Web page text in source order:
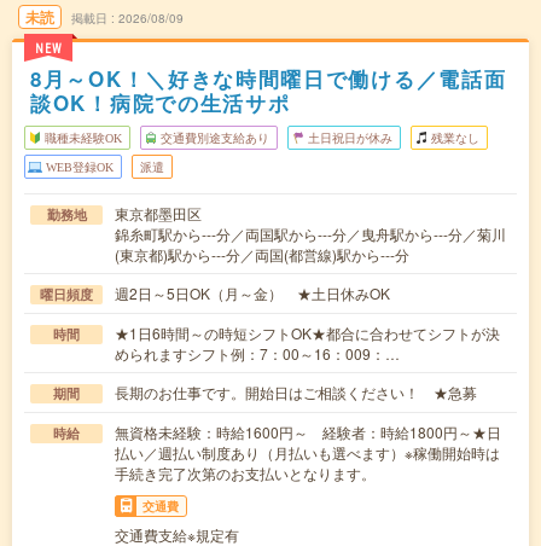
未読
NEW
掲載日 2026/08/09
8月～OK！＼好きな時間曜日で働ける／電話面
談OK！病院での生活サポ
職種未経験OK 交通費別途支給あり 土日祝日が休み 残業なし
WEB登録OK 派遣
勤務地
東京都墨田区
錦糸町駅から---分／両国駅から---分／曳舟駅から---分／菊川
(東京都)駅から---分／両国(都営線)駅から---分
曜日頻度 週2日～5日OK（月～金） ★土日休みOK
時間
★1日6時間～の時短シフトOK★都合に合わせてシフトが決
められますシフト例：7：00～16：009：…
期間 長期のお仕事です。開始日はご相談ください！ ★急募
時給
無資格未経験：時給1600円～ 経験者：時給1800円～★日
払い／週払い制度あり（月払いも選べます）※稼働開始時は
手続き完了次第のお支払いとなります。
交通費
交通費支給※規定有